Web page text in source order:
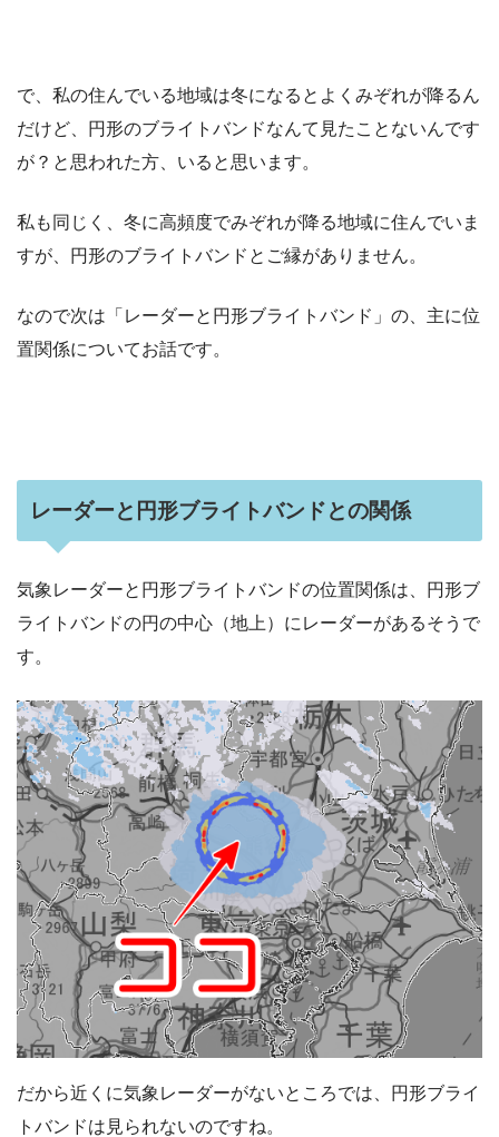
で、私の住んでいる地域は冬になるとよくみぞれが降るん
だけど、円形のブライトバンドなんて見たことないんです
が？と思われた方、いると思います。
私も同じく、冬に高頻度でみぞれが降る地域に住んでいま
すが、円形のブライトバンドとご縁がありません。
なので次は「レーダーと円形ブライトバンド」の、主に位
置関係についてお話です。
レーダーと円形ブライトバンドとの関係
気象レーダーと円形ブライトバンドの位置関係は、円形ブ
ライトバンドの円の中心（地上）にレーダーがあるそうで
す。
だから近くに気象レーダーがないところでは、円形ブライ
トバンドは見られないのですね。